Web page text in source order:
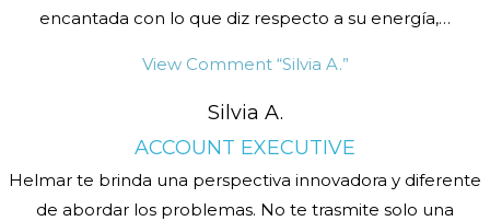
encantada con lo que diz respecto a su energía,…
View Comment“Silvia A.”
Silvia A.
ACCOUNT EXECUTIVE
Helmar te brinda una perspectiva innovadora y diferente
de abordar los problemas. No te trasmite solo una